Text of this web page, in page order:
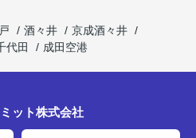
酒々井
京成酒々井
代田 成田空港
ット株式会社